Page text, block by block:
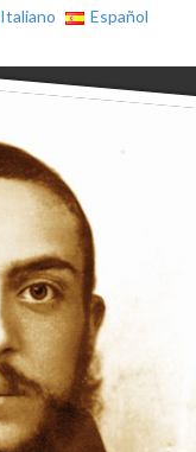
Italiano
Español